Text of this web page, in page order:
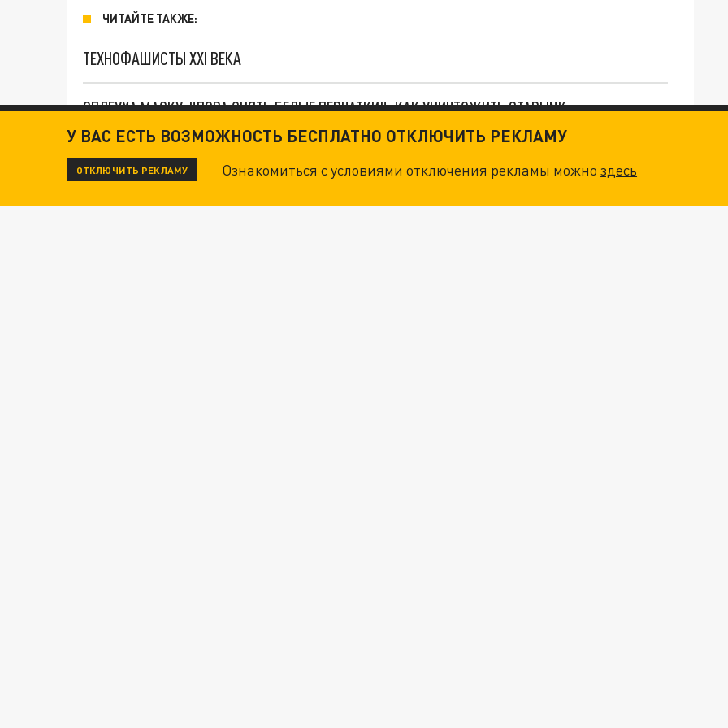
ЧИТАЙТЕ ТАКЖЕ:
ТЕХНОФАШИСТЫ XXI ВЕКА
ОПЛЕУХА МАСКУ. "ПОРА СНЯТЬ БЕЛЫЕ ПЕРЧАТКИ": КАК УНИЧТОЖИТЬ STARLINK
ДАНЯ С ДАШЕЙ СПАСЛИСЬ ОТ БОЕВИКОВ ВСУ. НО БЕДЫ ДЛЯ МАЛЫШЕЙ НЕ ЗАКОНЧИЛИСЬ
"ОЧЕНЬ ПЛОХИЕ НОВОСТИ": БОЛЬШАЯ ОШИБКА PALANTIR В РОССИИ. СТРАНЫ НАТО ВПЕРВЫЕ ЗА СВО ОСТАНОВИЛИ ПОСТАВКИ ОРУЖИЯ. ВСУ ТЕРЯЮТ ПРИГРАНИЧЬЕ?
У ВАС ЕСТЬ ВОЗМОЖНОСТЬ БЕСПЛАТНО ОТКЛЮЧИТЬ РЕКЛАМУ
ОТКЛЮЧИТЬ РЕКЛАМУ Ознакомиться с условиями отключения рекламы можноздесь